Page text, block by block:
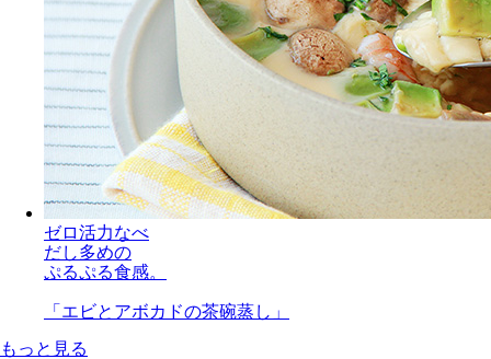
ゼロ活力なべ
だし多めの
ぷるぷる食感。
「エビとアボカドの茶碗蒸し」
もっと見る